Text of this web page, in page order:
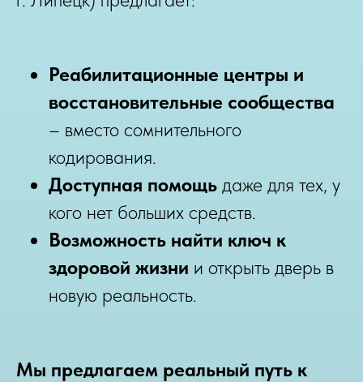
Реабилитационные центры и
восстановительные сообщества
– вместо сомнительного
кодирования.
Доступная помощь даже для тех, у
кого нет больших средств.
Возможность найти ключ к
здоровой жизни и открыть дверь в
новую реальность.
Мы предлагаем реальный путь к